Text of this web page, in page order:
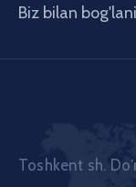
Biz bilan
Toshkent sh.